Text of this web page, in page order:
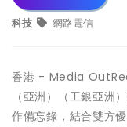
科技 網路電信
香港 - Media
（亞洲）（工銀亞洲
作備忘錄，結合雙方